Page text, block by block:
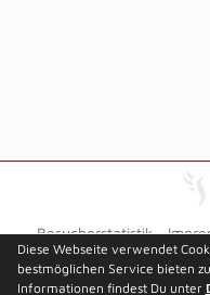
Besucherstatistik
Diese Webseite verwendet
bestmöglichen Service bieten
Informationen findest Du unter